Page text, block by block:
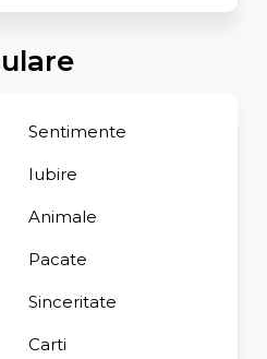
Sentimente
Iubire
Animale
Pacate
Sinceritate
Carti